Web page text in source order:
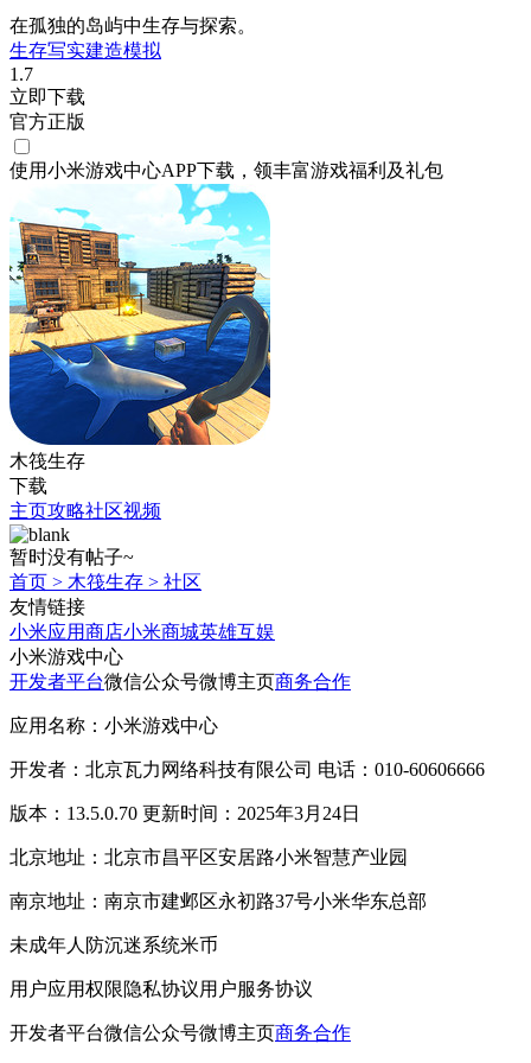
在孤独的岛屿中生存与探索。
生存写实建造模拟
1.7
立即下载
官方正版
使用小米游戏中心APP下载 ，领丰富游戏福利 及礼包
木筏生存
下载
主页攻略社区视频
暂时没有帖子~
首页 > 木筏生存 > 社区
友情链接
小米应用商店小米商城英雄互娱
小米游戏中心
开发者平台微信公众号微博主页商务合作
应用名称：小米游戏中心
开发者：北京瓦力网络科技有限公司 电话：010-60606666
版本：13.5.0.70 更新时间：2025年3月24日
北京地址：北京市昌平区安居路小米智慧产业园
南京地址：南京市建邺区永初路37号小米华东总部
未成年人防沉迷系统米币
用户应用权限隐私协议用户服务协议
开发者平台微信公众号微博主页商务合作